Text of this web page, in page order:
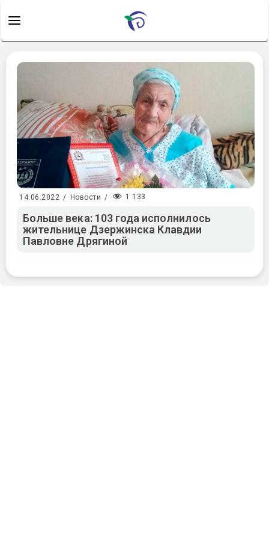
14.06.2022 / Новости / 1 133
Больше века: 103 года исполнилось
жительнице Дзержинска Клавдии
Павловне Дрягиной